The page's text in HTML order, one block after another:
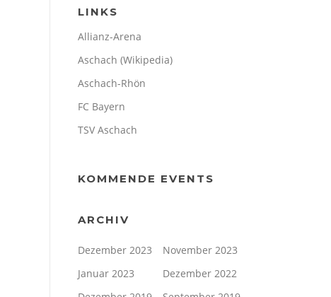
LINKS
Allianz-Arena
Aschach (Wikipedia)
Aschach-Rhön
FC Bayern
TSV Aschach
KOMMENDE EVENTS
ARCHIV
Dezember 2023
November 2023
Januar 2023
Dezember 2022